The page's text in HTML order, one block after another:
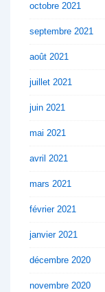
octobre 2021
septembre 2021
août 2021
juillet 2021
juin 2021
mai 2021
avril 2021
mars 2021
février 2021
janvier 2021
décembre 2020
novembre 2020